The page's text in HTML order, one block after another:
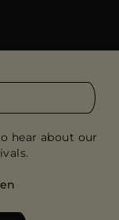
hear about our